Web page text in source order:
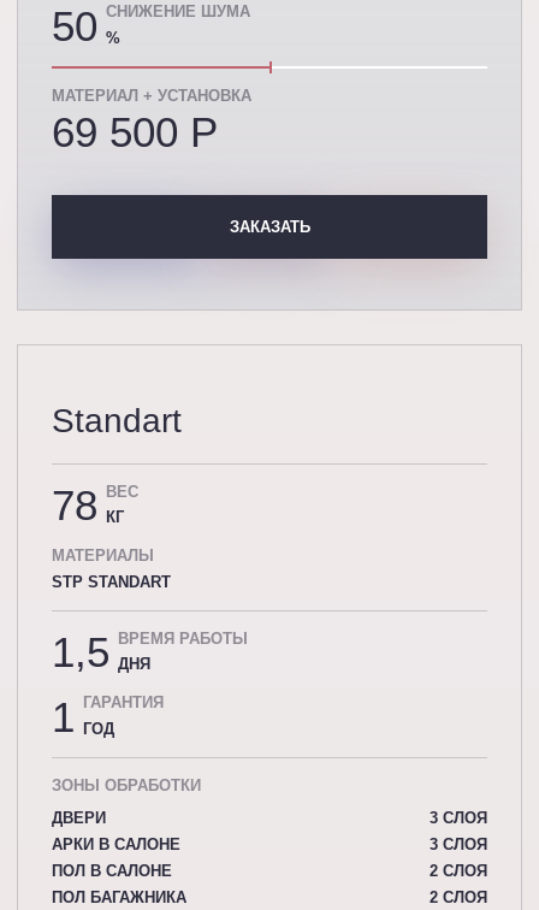
Standart
78
ВЕС
КГ
МАТЕРИАЛЫ
STP STANDART
1,5
ВРЕМЯ РАБОТЫ
ДНЯ
1
ГАРАНТИЯ
ГОД
ЗОНЫ ОБРАБОТКИ
ДВЕРИ
3 СЛОЯ
АРКИ В САЛОНЕ
3 СЛОЯ
ПОЛ В САЛОНЕ
2 СЛОЯ
ПОЛ БАГАЖНИКА
2 СЛОЯ
50 СНИЖЕНИЕ ШУМА
%
МАТЕРИАЛ + УСТАНОВКА
69 500 P
ЗАКАЗАТЬ